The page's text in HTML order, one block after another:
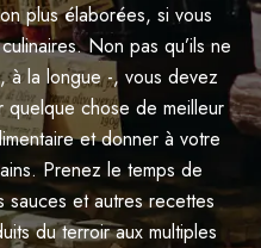
plus élaborées, si vous
Non pas qu’ils ne
la longue -, vous devez
chose de meilleur
et donner à votre
Prenez le temps de
et autres recettes
du terroir aux multiples